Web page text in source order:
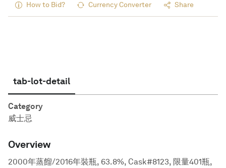
How to Bid? Currency Converter Share
tab-lot-detail
Category
威士忌
Overview
2000年蒸餾/2016年裝瓶, 63.8%, Cask#8123, 限量401瓶,